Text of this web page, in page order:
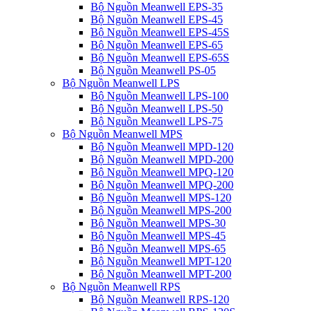
Bộ Nguồn Meanwell EPS-35
Bộ Nguồn Meanwell EPS-45
Bộ Nguồn Meanwell EPS-45S
Bộ Nguồn Meanwell EPS-65
Bộ Nguồn Meanwell EPS-65S
Bộ Nguồn Meanwell PS-05
Bộ Nguồn Meanwell LPS
Bộ Nguồn Meanwell LPS-100
Bộ Nguồn Meanwell LPS-50
Bộ Nguồn Meanwell LPS-75
Bộ Nguồn Meanwell MPS
Bộ Nguồn Meanwell MPD-120
Bộ Nguồn Meanwell MPD-200
Bộ Nguồn Meanwell MPQ-120
Bộ Nguồn Meanwell MPQ-200
Bộ Nguồn Meanwell MPS-120
Bộ Nguồn Meanwell MPS-200
Bộ Nguồn Meanwell MPS-30
Bộ Nguồn Meanwell MPS-45
Bộ Nguồn Meanwell MPS-65
Bộ Nguồn Meanwell MPT-120
Bộ Nguồn Meanwell MPT-200
Bộ Nguồn Meanwell RPS
Bộ Nguồn Meanwell RPS-120